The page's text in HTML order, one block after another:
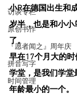
访谈专栏
原创书作
『愿者闻之』周年庆
拼音写字
时间管理
小R在德国出生和
岁半，也是和小
了。
早在17个月大的
学堂，是我们学
年龄最小的一个。